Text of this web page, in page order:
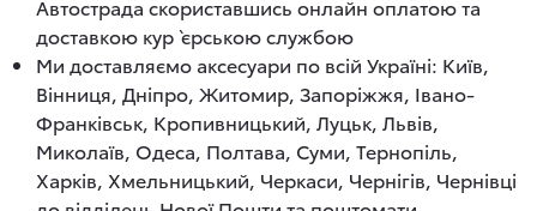
Автострада скориставшись онлайн оплатою та
доставкою кур`єрською службою
Ми доставляємо аксесуари по всій Україні: Київ,
Вінниця, Дніпро, Житомир, Запоріжжя, Івано-
Франківськ, Кропивницький, Луцьк, Львів,
Миколаїв, Одеса, Полтава, Суми, Тернопіль,
Харків, Хмельницький, Черкаси, Чернігів, Чернівці